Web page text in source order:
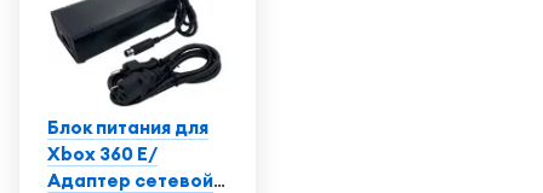
Блок питания для
Xbox 360 E/
Адаптер сетевой